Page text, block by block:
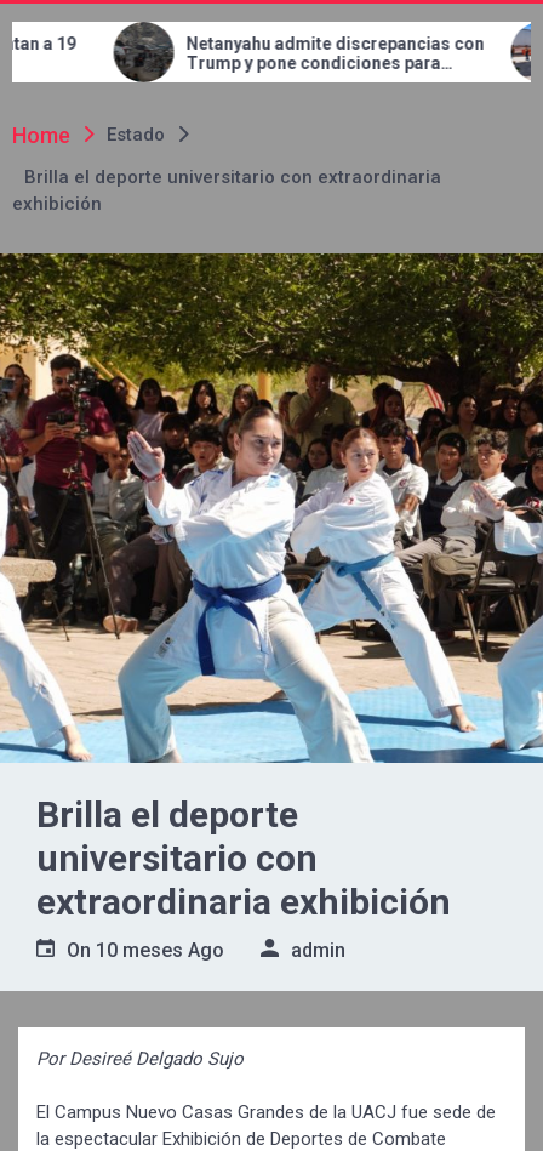
Netanyahu admite discrepancias con
Trump y pone condiciones para
retirar tropas de Gaza
Concluye
en el
Home
Estado
Brilla el deporte universitario con extraordinaria
exhibición
Brilla el deporte
universitario con
extraordinaria exhibición
On 10 meses Ago admin
Por Desireé Delgado Sujo
El Campus Nuevo Casas Grandes de la UACJ fue sede de
la espectacular Exhibición de Deportes de Combate